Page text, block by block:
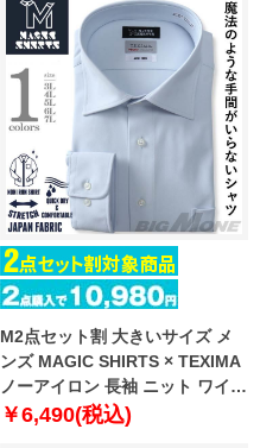
229014sw
M2点セット割 大きいサイズ メ
ンズ MAGIC SHIRTS × TEXIMA
ノーアイロン 長袖 ニット ワイシ
ャツ セミワイド 吸水速乾 ストレ
￥6,490(税込)